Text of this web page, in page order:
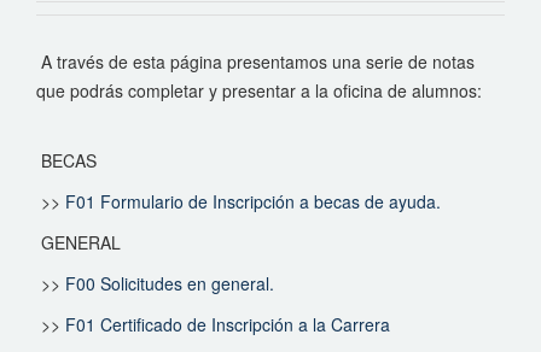
A través de esta página presentamos una serie de notas
que podrás completar y presentar a la oficina de alumnos:
BECAS
>> F01 Formulario de Inscripción a becas de ayuda.
GENERAL
>> F00 Solicitudes en general.
>> F01 Certificado de Inscripción a la Carrera